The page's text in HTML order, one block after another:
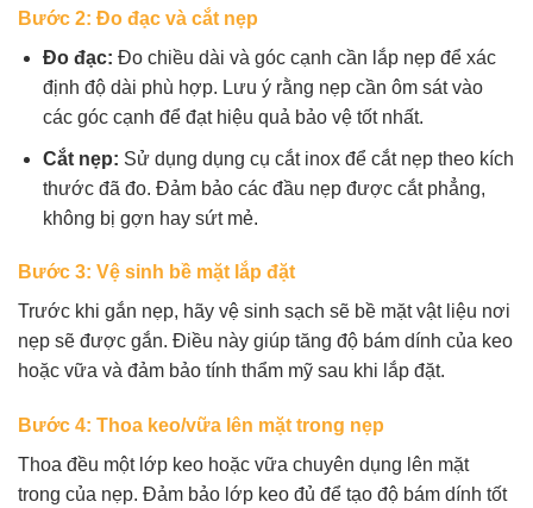
Bước 2: Đo đạc và cắt nẹp
Đo đạc: Đo chiều dài và góc cạnh cần lắp nẹp để xác
định độ dài phù hợp. Lưu ý rằng nẹp cần ôm sát vào
các góc cạnh để đạt hiệu quả bảo vệ tốt nhất.
Cắt nẹp: Sử dụng dụng cụ cắt inox để cắt nẹp theo kích
thước đã đo. Đảm bảo các đầu nẹp được cắt phẳng,
không bị gợn hay sứt mẻ.
Bước 3: Vệ sinh bề mặt lắp đặt
Trước khi gắn nẹp, hãy vệ sinh sạch sẽ bề mặt vật liệu nơi
nẹp sẽ được gắn. Điều này giúp tăng độ bám dính của keo
hoặc vữa và đảm bảo tính thẩm mỹ sau khi lắp đặt.
Bước 4: Thoa keo/vữa lên mặt trong nẹp
Thoa đều một lớp keo hoặc vữa chuyên dụng lên mặt
trong của nẹp. Đảm bảo lớp keo đủ để tạo độ bám dính tốt